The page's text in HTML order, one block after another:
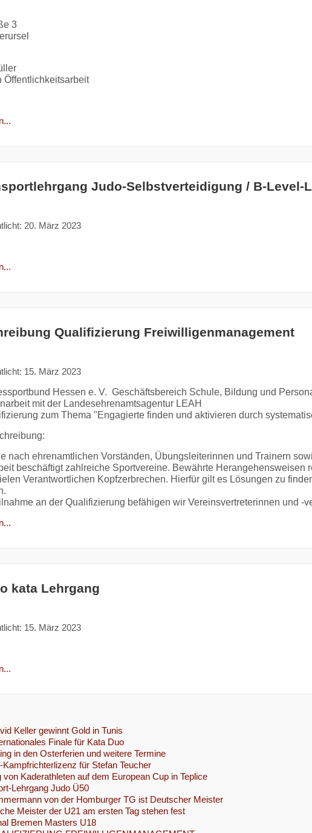
3
Öffentlichkeitsarbeit
Judo-Selbstverteidigung / B-Level-
20. März 2023
Qualifizierung Freiwilligenmanagement
15. März 2023
Hessen e. V. Geschäftsbereich Schule, Bildung und
mit der Landesehrenamtsagentur LEAH
zum Thema "Engagierte finden und aktivieren durch
nach ehrenamtlichen Vorständen, Übungsleiterinnen und Trainern
beschäftigt zahlreiche Sportvereine. Bewährte Herangehensweisen
Verantwortlichen Kopfzerbrechen. Hierfür gilt es Lösungen zu
an der Qualifizierung befähigen wir Vereinsvertreterinnen und -
kata Lehrgang
15. März 2023
Keller gewinnt Gold in Tunis
Finale für Kata Duo
in den Osterferien und weitere Termine
Kampfrichterlizenz für Stefan Teucher
von Kaderathleten auf dem European Cup in Teplice
Lehrgang Judo Ü50
von der Homburger TG ist Deutscher Meister
Meister der U21 am ersten Tag stehen fest
Bremen Masters U18